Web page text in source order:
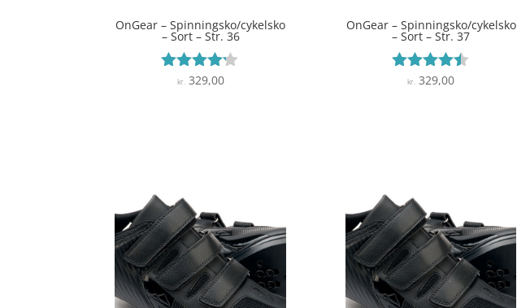
OnGear – Spinningsko/cykelsko
– Sort – Str. 36
Vurderet
kr. 329,00
OnGear – Spinningsko/cykelsko
– Sort – Str. 37
Vurderet
kr. 329,00